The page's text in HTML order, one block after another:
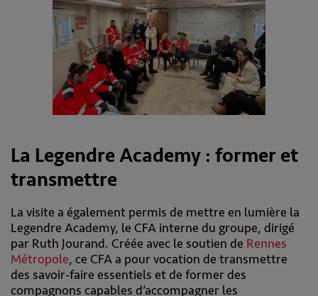
La Legendre Academy : former et
transmettre
La visite a également permis de mettre en lumière la
Legendre Academy, le CFA interne du groupe, dirigé
par Ruth Jourand. Créée avec le soutien de Rennes
Métropole, ce CFA a pour vocation de transmettre
des savoir-faire essentiels et de former des
compagnons capables d’accompagner les